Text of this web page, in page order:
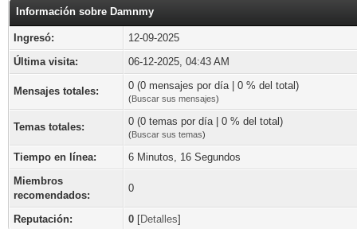
Información sobre Damnmy
Ingresó:
12-09-2025
Última visita:
06-12-2025, 04:43 AM
Mensajes totales: 0 (0 mensajes por día | 0 % del total)
(Buscar sus mensajes)
Temas totales: 0 (0 temas por día | 0 % del total)
(Buscar sus temas)
Tiempo en línea:
6 Minutos, 16 Segundos
Miembros
recomendados:
0
Reputación: 0 [Detalles]